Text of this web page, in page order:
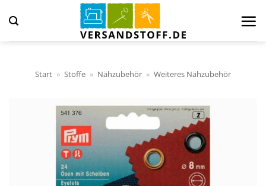
Inhalt
springen
Start » Stoffe » Nähzubehör » Weiteres Nähzubehör